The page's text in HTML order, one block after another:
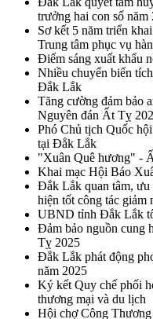
trưởng hai con số năm
Sơ kết 5 năm triển
Trung tâm phục vụ
Điểm sáng xuất khẩu
Nhiều chuyển biến
Đắk Lắk
Tăng cường đảm bảo
Nguyên đán Ất Tỵ
Phó Chủ tịch Quốc
tại Đắk Lắk
"Xuân Quê hương" -
Khai mạc Hội Báo
Đắk Lắk quan tâm, ưu
hiện tốt công tác giảm
UBND tỉnh Đắk Lắk
Đảm bảo nguồn cung
Tỵ 2025
Đắk Lắk phát động
năm 2025
Ký kết Quy chế phối
thương mại và du lịch
Hội chợ Công